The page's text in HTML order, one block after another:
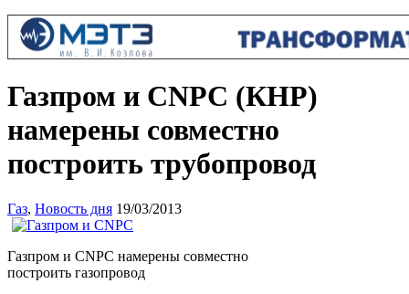
Газпром и CNPC (КНР)
намерены совместно
построить трубопровод
Газ, Новость дня 19/03/2013
Газпром и CNPC намерены совместно
построить газопровод